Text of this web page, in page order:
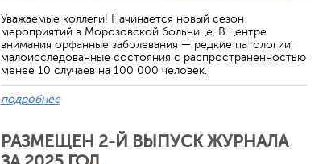
Уважаемые коллеги! Начинается новый сезон
мероприятий в Морозовской больнице. В центре
внимания орфанные заболевания — редкие патологии,
малоисследованные состояния с распространенностью
менее 10 случаев на 100 000 человек.
подробнее
РАЗМЕЩЕН 2-Й ВЫПУСК ЖУРНАЛА